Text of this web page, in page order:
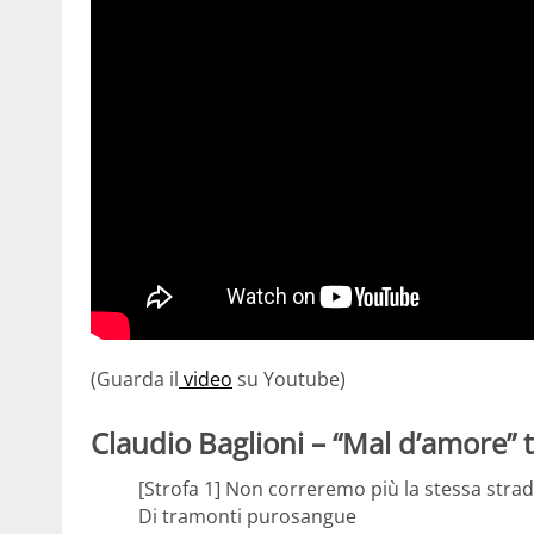
(Guarda il video su Youtube)
Claudio Baglioni – “Mal d’amore”
[Strofa 1] Non correremo più la stessa
Di tramonti purosangue